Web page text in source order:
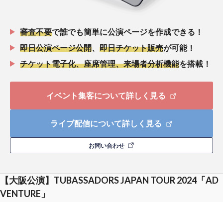
審査不要で誰でも簡単に公演ページを作成できる！
即日公演ページ公開
即日チケット販売が可能！
チケット電子化、座席管理、来場者分析機能を搭載！
イベント集客について詳しく見る
ライブ配信について詳しく見る
お問い合わせ
【大阪公演】TUBASSADORS JAPAN TOUR 2024「AD
VENTURE」